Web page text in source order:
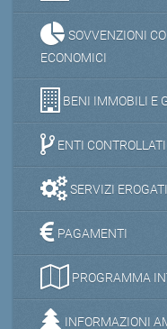
SOVVENZIONI
ECONOMICI
BENI IMMOBILI E
ENTI CONTROLLATI
SERVIZI EROGATI
PAGAMENTI
PROGRAMMA
INFORMAZIONI